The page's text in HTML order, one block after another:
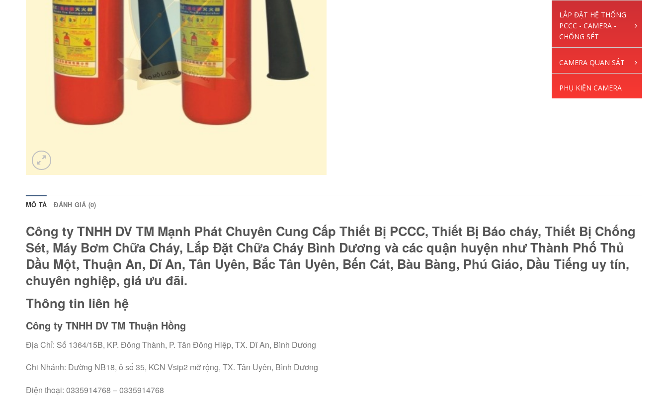
LẮP ĐẶT HỆ THỐNG
PCCC - CAMERA -
CHỐNG SÉT
CAMERA QUAN SÁT
PHỤ KIỆN CAMERA
MÔ TẢ ĐÁNH GIÁ (0)
Công ty TNHH DV TM Mạnh Phát Chuyên Cung Cấp Thiết Bị PCCC, Thiết Bị Báo cháy, Thiết Bị Chống
Sét, Máy Bơm Chữa Cháy, Lắp Đặt Chữa Cháy Bình Dương và các quận huyện như Thành Phố Thủ
Dầu Một, Thuận An, Dĩ An, Tân Uyên, Bắc Tân Uyên, Bến Cát, Bàu Bàng, Phú Giáo, Dầu Tiếng uy tín,
chuyên nghiệp, giá ưu đãi.
Thông tin liên hệ
Công ty TNHH DV TM Thuận Hồng
Địa Chỉ: Số 1364/15B, KP. Đông Thành, P. Tân Đông Hiệp, TX. Dĩ An, Bình Dương
Chi Nhánh: Đường NB18, ô số 35, KCN Vsip2 mở rộng, TX. Tân Uyên, Bình Dương
Điện thoại: 0335914768 – 0335914768